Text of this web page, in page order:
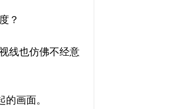
？
线也仿佛不经意
画面。